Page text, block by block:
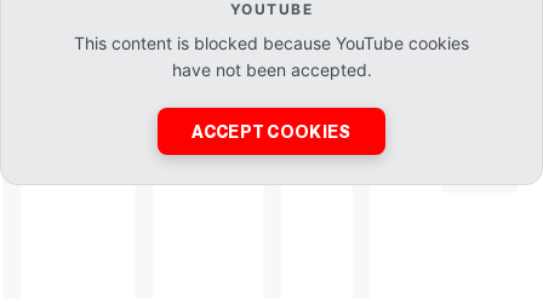
YOUTUBE
This content is blocked because YouTube cookies
have not been accepted.
ACCEPT COOKIES